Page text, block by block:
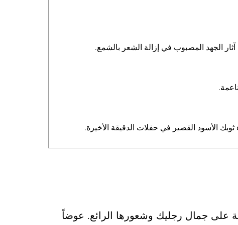
آثار الجهد المصبوب في إزالة الشعر بالشمع.
ثوبك الأسود القصير في حفلات الدقيقة الأخيرة.
على جمال رجليك وشعورها الرائع. عوضاً